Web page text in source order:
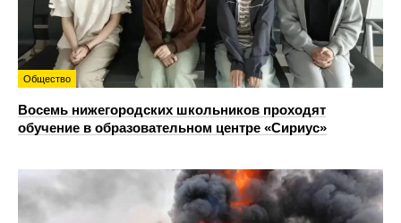
Общество
Восемь нижегородских школьников проходят
обучение в образовательном центре «Сириус»